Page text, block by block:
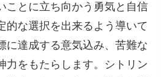
ことに立ち向かう勇気と自信
的な選択を出来るよう導いて
に達成する意気込み、苦難な
力をもたらします。シトリン